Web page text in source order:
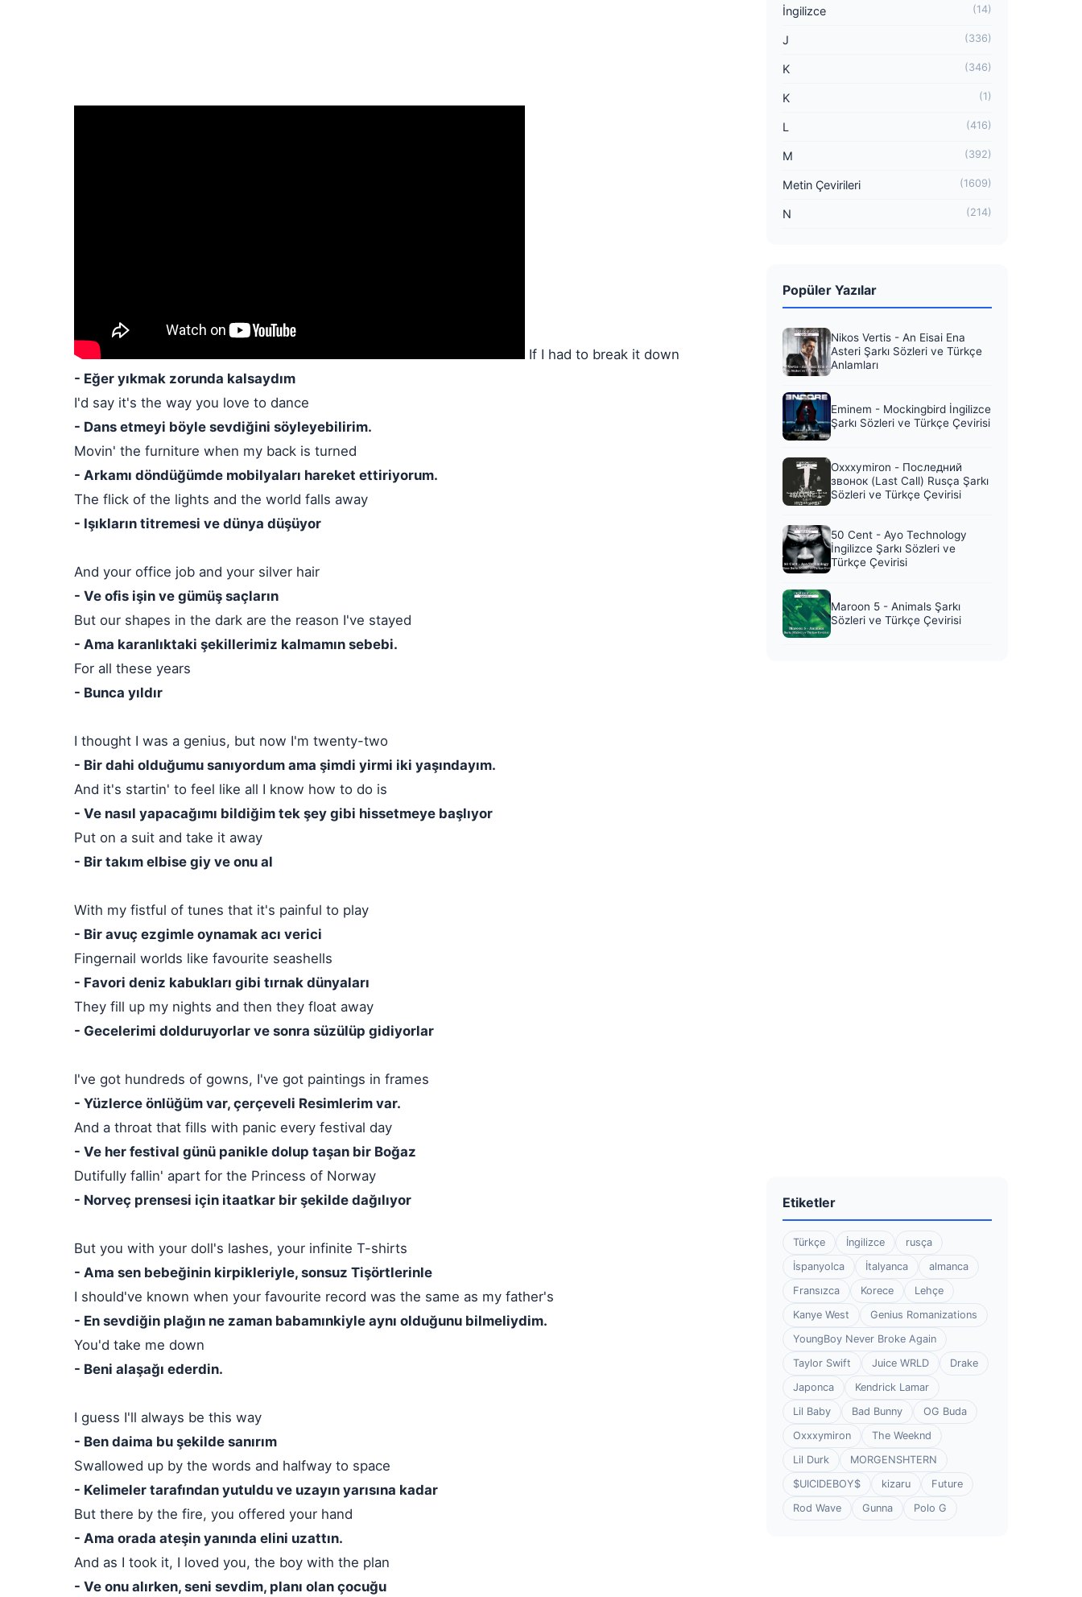
If I had to break it down
- Eğer yıkmak zorunda kalsaydım
I'd say it's the way you love to dance
- Dans etmeyi böyle sevdiğini söyleyebilirim.
Movin' the furniture when my back is turned
- Arkamı döndüğümde mobilyaları hareket ettiriyorum.
The flick of the lights and the world falls away
- Işıkların titremesi ve dünya düşüyor
And your office job and your silver hair
- Ve ofis işin ve gümüş saçların
But our shapes in the dark are the reason I've stayed
- Ama karanlıktaki şekillerimiz kalmamın sebebi.
For all these years
- Bunca yıldır
I thought I was a genius, but now I'm twenty-two
- Bir dahi olduğumu sanıyordum ama şimdi yirmi iki yaşındayım.
And it's startin' to feel like all I know how to do is
- Ve nasıl yapacağımı bildiğim tek şey gibi hissetmeye başlıyor
Put on a suit and take it away
- Bir takım elbise giy ve onu al
With my fistful of tunes that it's painful to play
- Bir avuç ezgimle oynamak acı verici
Fingernail worlds like favourite seashells
- Favori deniz kabukları gibi tırnak dünyaları
They fill up my nights and then they float away
- Gecelerimi dolduruyorlar ve sonra süzülüp gidiyorlar
I've got hundreds of gowns, I've got paintings in frames
- Yüzlerce önlüğüm var, çerçeveli Resimlerim var.
And a throat that fills with panic every festival day
- Ve her festival günü panikle dolup taşan bir Boğaz
Dutifully fallin' apart for the Princess of Norway
- Norveç prensesi için itaatkar bir şekilde dağılıyor
But you with your doll's lashes, your infinite T-shirts
- Ama sen bebeğinin kirpikleriyle, sonsuz Tişörtlerinle
I should've known when your favourite record was the same as my father's
- En sevdiğin plağın ne zaman babamınkiyle aynı olduğunu bilmeliydim.
You'd take me down
- Beni alaşağı ederdin.
I guess I'll always be this way
- Ben daima bu şekilde sanırım
Swallowed up by the words and halfway to space
- Kelimeler tarafından yutuldu ve uzayın yarısına kadar
But there by the fire, you offered your hand
- Ama orada ateşin yanında elini uzattın.
And as I took it, I loved you, the boy with the plan
- Ve onu alırken, seni sevdim, planı olan çocuğu
İngilizce (14)
J (336)
K (346)
K (1)
L (416)
M (392)
Metin Çevirileri (1609)
N (214)
Popüler Yazılar
Nikos Vertis - An Eisai Ena
Asteri Şarkı Sözleri ve Türkçe
Anlamları
Eminem - Mockingbird İngilizce
Şarkı Sözleri ve Türkçe Çevirisi
Oxxxymiron - Последний
звонок (Last Call) Rusça Şarkı
Sözleri ve Türkçe Çevirisi
50 Cent - Ayo Technology
İngilizce Şarkı Sözleri ve
Türkçe Çevirisi
Maroon 5 - Animals Şarkı
Sözleri ve Türkçe Çevirisi
Etiketler
Türkçe İngilizce
rusça
İspanyolca
İtalyanca
almanca
Fransızca
Korece
Lehçe
Kanye West
Genius Romanizations
YoungBoy Never Broke Again
Taylor Swift
Juice WRLD
Drake
Japonca
Kendrick Lamar
Lil Baby
Bad Bunny
OG Buda
Oxxxymiron
The Weeknd
Lil Durk
MORGENSHTERN
$UICIDEBOY$
kizaru
Future
Rod Wave
Gunna Polo G